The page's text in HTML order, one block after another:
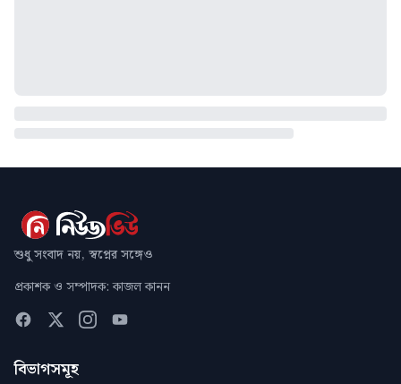
শুধু সংবাদ নয়, স্বপ্নের সঙ্গেও
প্রকাশক ও সম্পাদক: কাজল কানন
বিভাগসমূহ